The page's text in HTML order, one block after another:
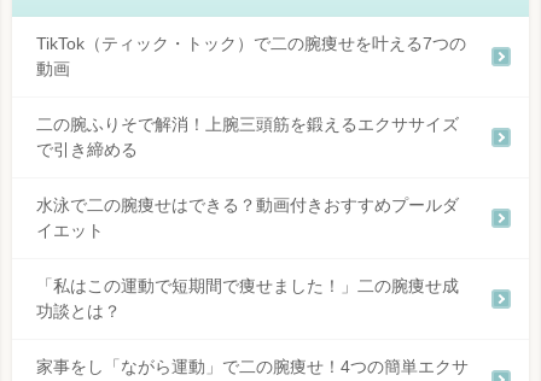
TikTok（ティック・トック）で二の腕痩せを叶える7つの
動画
二の腕ふりそで解消！上腕三頭筋を鍛えるエクササイズ
で引き締める
水泳で二の腕痩せはできる？動画付きおすすめプールダ
イエット
「私はこの運動で短期間で痩せました！」二の腕痩せ成
功談とは？
家事をし「ながら運動」で二の腕痩せ！4つの簡単エクサ